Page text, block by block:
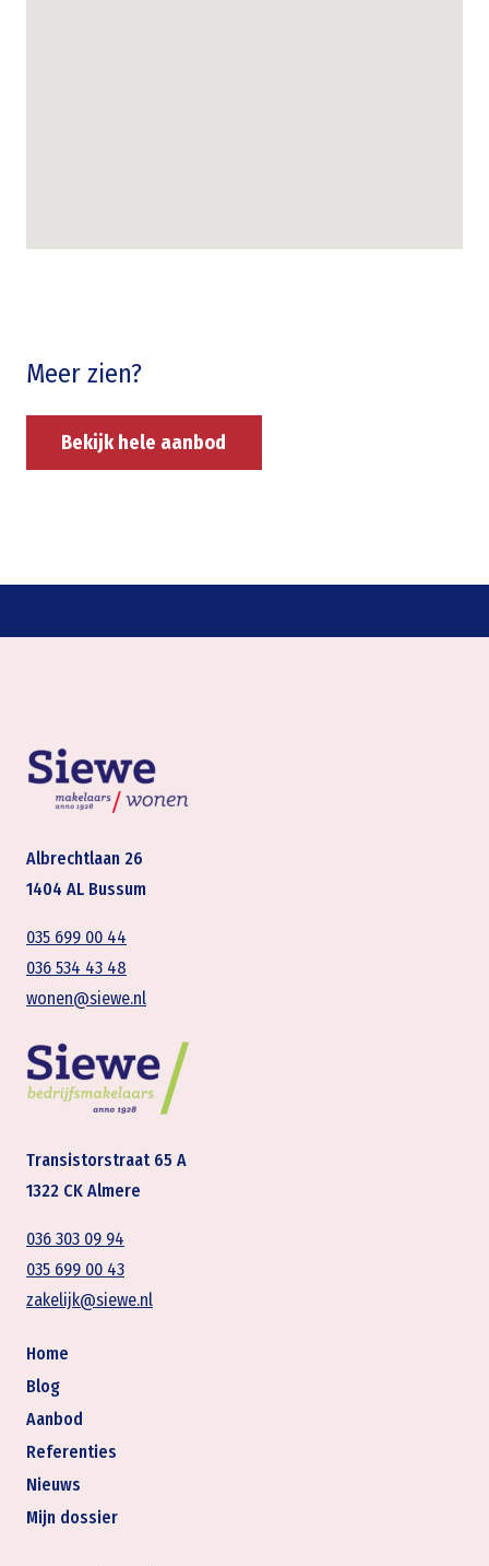
Meer zien?
Bekijk hele aanbod
Albrechtlaan 26
1404 AL Bussum
035 699 00 44
036 534 43 48
wonen@siewe.nl
Transistorstraat 65 A
1322 CK Almere
036 303 09 94
035 699 00 43
zakelijk@siewe.nl
Home
Blog
Aanbod
Referenties
Nieuws
Mijn dossier